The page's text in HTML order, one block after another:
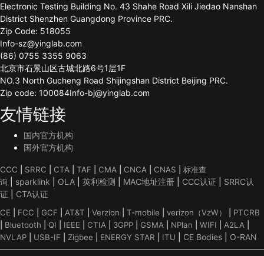
Electronic Testing Building No. 43 Shahe Road Xili Jiedao Nanshan
District Shenzhen Guangdong Province PRC.
Zip Code: 518055
Info-sz@yinglab.com
(86) 0755 3355 9063
北京市石景山区古城北路6号1层1F
NO.3 North Gucheng Road Shijingshan District Beijing PRC.
Zip code: 100084Info-bj@yinglab.com
友情链接
国内官方机构
国外官方机构
CCC SRRC CTA TAF CMA CNCA CNAS
标准查
询
sparklink OLA 英利检测 MAC地址注册 CCC认证
SRRC认
证
CTA认证
CE FCC GCF AT&T Verzion T-mobile verizon（VzW）
PTCRB
Bluetooth QI IEEE CTIA 3GPP GSMA NPlan WIFI A2LA
NVLAP
USB-IF Zigbee ENERGY STAR ITU CE Bodies O-RAN